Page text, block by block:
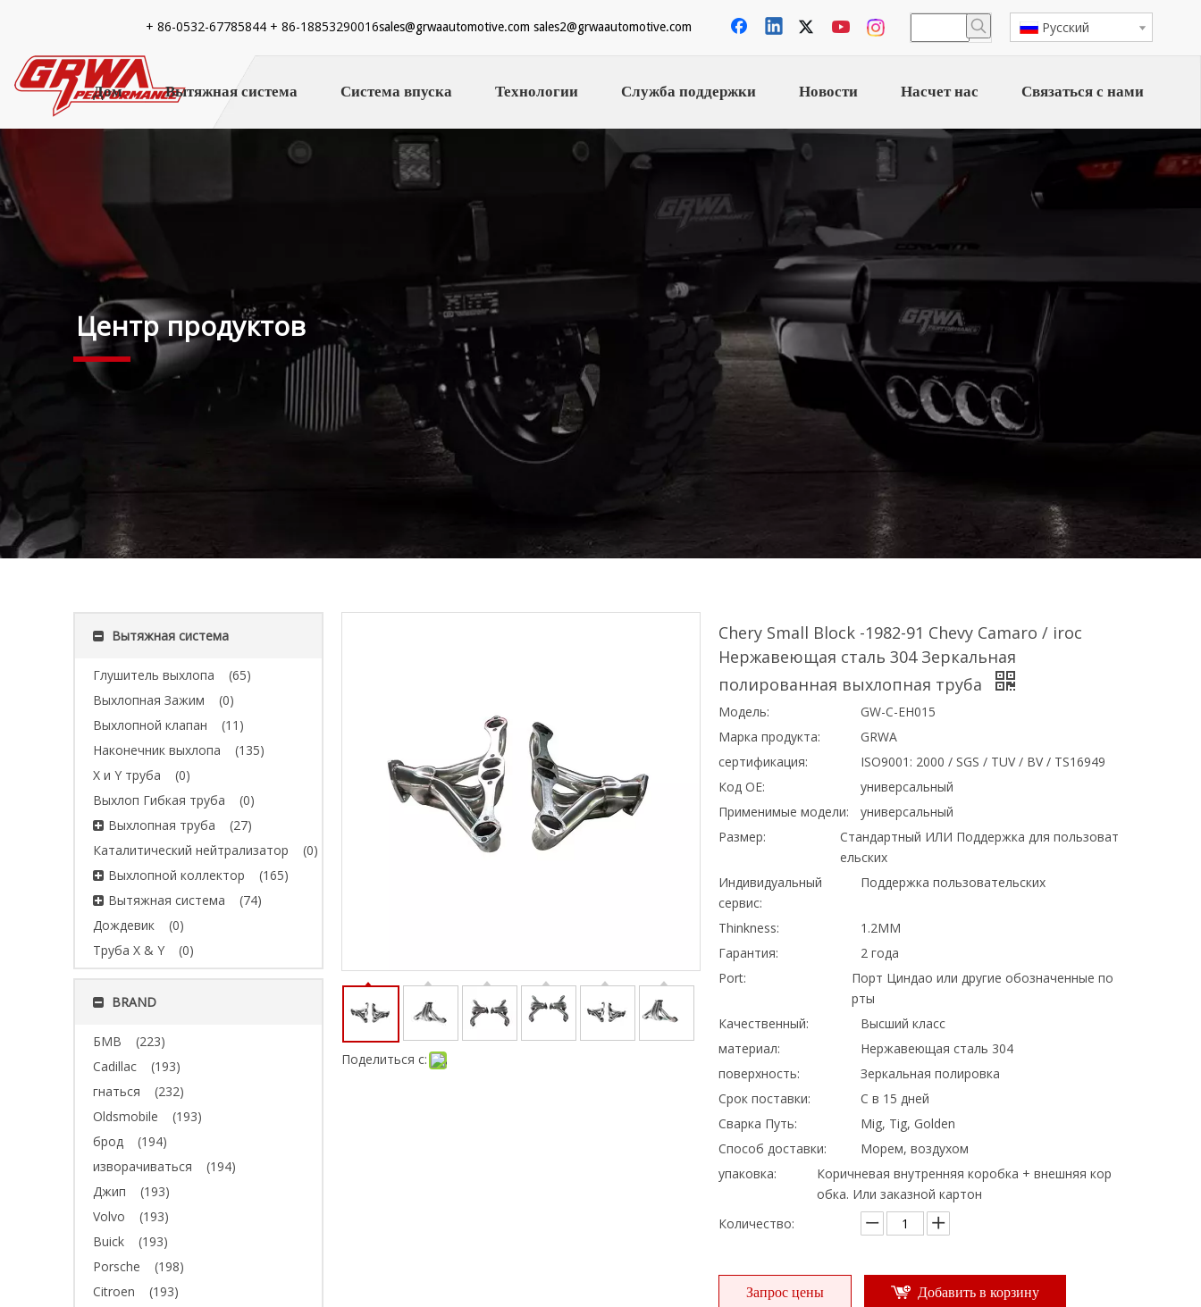
+ 86-0532-67785844 + 86-18853290016sales@grwaautomotive.com sales2@grwaautomotive.com Pусский
Дом Вытяжная система Система впуска Технологии Служба поддержки Новости Насчет нас Связаться с нами
Центр продуктов
Вытяжная система
Глушитель выхлопа
(65)
Выхлопная Зажим
(0)
Выхлопной клапан
(11)
Наконечник выхлопа
(135)
X и Y труба
(0)
Выхлоп Гибкая труба
(0)
Выхлопная труба
(27)
Каталитический нейтрализатор
(0)
Выхлопной коллектор
(165)
Вытяжная система
(74)
Дождевик
(0)
Труба X & Y
(0)
BRAND
БМВ
(223)
Cadillac
(193)
гнаться
(232)
Oldsmobile
(193)
брод
(194)
изворачиваться
(194)
Джип
(193)
Volvo
(193)
Buick
(193)
Porsche
(198)
Citroen
(193)
Поделиться с:
Chery Small Block -1982-91 Chevy Camaro / iroc
Нержавеющая сталь 304 Зеркальная
полированная выхлопная труба
Модель:
GW-С-EH015
Марка продукта:
GRWA
сертификация:
ISO9001: 2000 / SGS / TUV / BV / TS16949
Код OE:
универсальный
Применимые модели:
универсальный
Размер:
Стандартный ИЛИ Поддержка для пользоват
ельских
Индивидуальный
сервис:
Поддержка пользовательских
Thinkness:
1.2MM
Гарантия:
2 года
Port:
Порт Циндао или другие обозначенные по
рты
Качественный:
Высший класс
материал:
Нержавеющая сталь 304
поверхность:
Зеркальная полировка
Срок поставки:
С в 15 дней
Сварка Путь:
Mig, Tig, Golden
Способ доставки:
Морем, воздухом
упаковка:
Коричневая внутренняя коробка + внешняя кор
обка. Или заказной картон
Количество:
Запрос цены Добавить в корзину